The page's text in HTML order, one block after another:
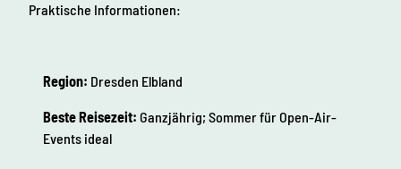
Praktische Informationen:
Region: Dresden Elbland
Beste Reisezeit: Ganzjährig; Sommer für Open-Air-
Events ideal